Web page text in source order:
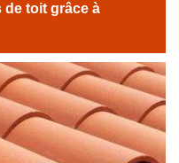
de toit grâce à